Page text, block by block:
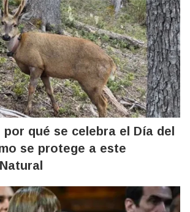
qué se celebra el Día del
se protege a este